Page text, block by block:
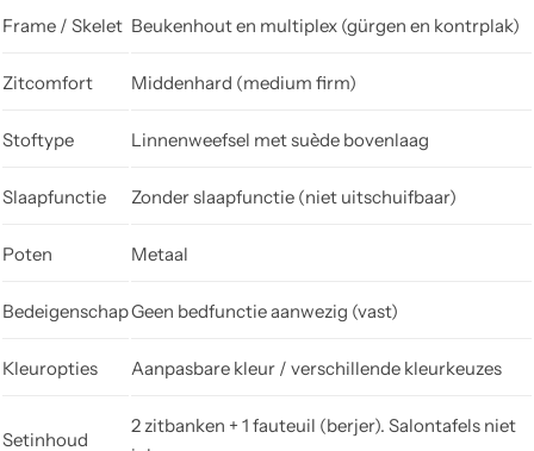
Frame / Skelet Beukenhout en multiplex (gürgen en kontrplak)
Zitcomfort Middenhard (medium firm)
Stoftype Linnenweefsel met suède bovenlaag
Slaapfunctie Zonder slaapfunctie (niet uitschuifbaar)
Poten Metaal
BedeigenschapGeen bedfunctie aanwezig (vast)
Kleuropties Aanpasbare kleur / verschillende kleurkeuzes
Setinhoud
2 zitbanken + 1 fauteuil (berjer). Salontafels niet